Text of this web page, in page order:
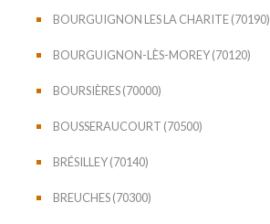
BOURGUIGNON LES LA CHARITE (70190)
BOURGUIGNON-LÈS-MOREY (70120)
BOURSIÈRES (70000)
BOUSSERAUCOURT (70500)
BRÉSILLEY (70140)
BREUCHES (70300)